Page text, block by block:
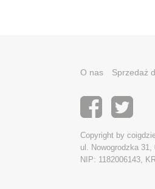
O nas Sprzedaż
Copyright by
ul. Nowogrodzka 31,
NIP: 1182006143,